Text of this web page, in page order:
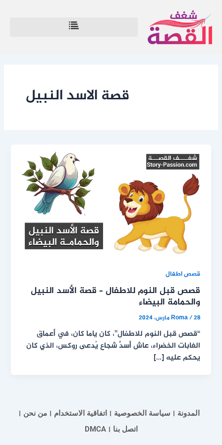
إلى
المحتوى
قصة الاسد النبيل
قصص اطفال
قصص قبل النوم للاطفال – قصة الأسد النبيل
والحمامة البيضاء
Roma/28 مارس، 2024
“قصص قبل النوم للاطفال”، كان ياما كان، في أعماق
الغابات الخضراء، عاش أسدٌ شجاع يُدعى روكس، الذي كان
يحكم عليه […]
المدونة سياسة الخصوصية اتفاقية الاستخدام
من نحن
اتصل بنا
DMCA